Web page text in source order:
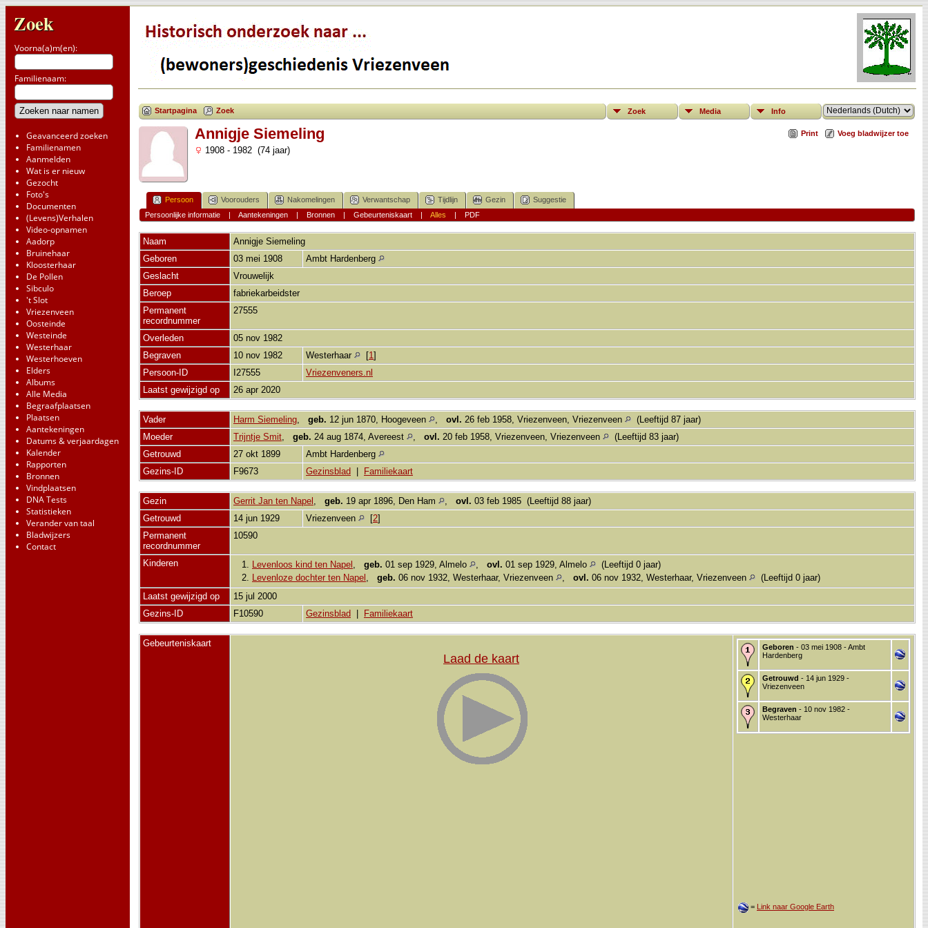
Zoek
Voorna(a)m(en):
Familienaam:
Geavanceerd zoeken
Familienamen
Aanmelden
Wat is er nieuw
Gezocht
Foto's
Documenten
(Levens)Verhalen
Video-opnamen
Aadorp
Bruinehaar
Kloosterhaar
De Pollen
Sibculo
't Slot
Vriezenveen
Oosteinde
Westeinde
Westerhaar
Westerhoeven
Elders
Albums
Alle Media
Begraafplaatsen
Plaatsen
Aantekeningen
Datums & verjaardagen
Kalender
Rapporten
Bronnen
Vindplaatsen
DNA Tests
Statistieken
Verander van taal
Bladwijzers
Contact
Startpagina Zoek Zoek Media Info
Print Voeg bladwijzer toe
Annigje Siemeling
1908 - 1982 (74 jaar)
Persoon Voorouders Nakomelingen Verwantschap Tijdlijn Gezin
Suggestie
Persoonlijke informatie| Aantekeningen| Bronnen| Gebeurteniskaart| Alles | PDF
Naam Annigje Siemeling
Geboren
03 mei 1908
Ambt Hardenberg
Geslacht
Vrouwelijk
Beroep
fabriekarbeidster
Permanent
recordnummer
27555
Overleden
05 nov 1982
Begraven
10 nov 1982 Westerhaar [1]
Persoon-ID
I27555
Vriezenveners.nl
Laatst gewijzigd op
26 apr 2020
Vader Harm Siemeling, geb. 12 jun 1870, Hoogeveen , ovl. 26 feb 1958, Vriezenveen, Vriezenveen
(Leeftijd 87 jaar)
Moeder
Trijntje Smit, geb. 24 aug 1874, Avereest , ovl. 20 feb 1958, Vriezenveen, Vriezenveen
(Leeftijd 83 jaar)
Getrouwd
27 okt 1899
Ambt Hardenberg
Gezins-ID
F9673 Gezinsblad Familiekaart
Gezin Gerrit Jan ten Napel , geb. 19 apr 1896, Den Ham , ovl. 03 feb 1985 (Leeftijd 88 jaar)
Getrouwd
14 jun 1929 Vriezenveen [2]
Permanent
recordnummer
10590
Kinderen 1. Levenloos kind ten Napel , geb. 01 sep 1929, Almelo , ovl. 01 sep 1929, Almelo
(Leeftijd 0 jaar)
2. Levenloze dochter ten Napel , geb. 06 nov 1932, Westerhaar, Vriezenveen , ovl. 06 nov 1932, Westerhaar, Vriezenveen
(Leeftijd 0 jaar)
Laatst gewijzigd op
15 jul 2000
Gezins-ID
F10590 Gezinsblad Familiekaart
Gebeurteniskaart
Laad de kaart
Geboren - 03 mei 1908 - Ambt
Hardenberg
Getrouwd - 14 jun 1929 -
Vriezenveen
Begraven - 10 nov 1982 -
Westerhaar
= Link naar Google Earth